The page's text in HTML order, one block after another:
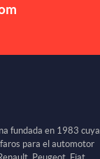
fundada en 1983 cuya
para el automotor